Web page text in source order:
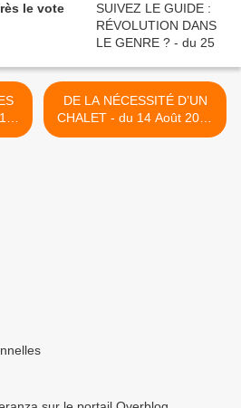
le vote
DE LA NÉCESSITÉ D’UN
CHALET - du 14 Août 2016
(J+2797 après le vote